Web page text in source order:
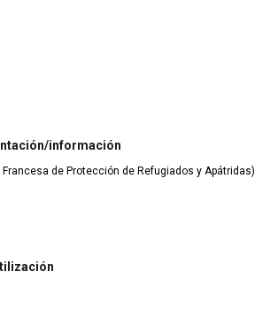
información
Francesa de Protección de Refugiados y Apátridas)